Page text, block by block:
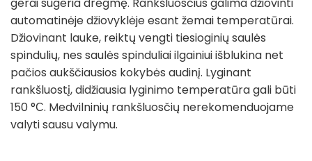
gerai sugeria drėgmę. Rankšluosčius galima džiovinti
automatinėje džiovyklėje esant žemai temperatūrai.
Džiovinant lauke, reiktų vengti tiesioginių saulės
spindulių, nes saulės spinduliai ilgainiui išblukina net
pačios aukščiausios kokybės audinį. Lyginant
rankšluostį, didžiausia lyginimo temperatūra gali būti
150 °С. Medvilninių rankšluosčių nerekomenduojame
valyti sausu valymu.